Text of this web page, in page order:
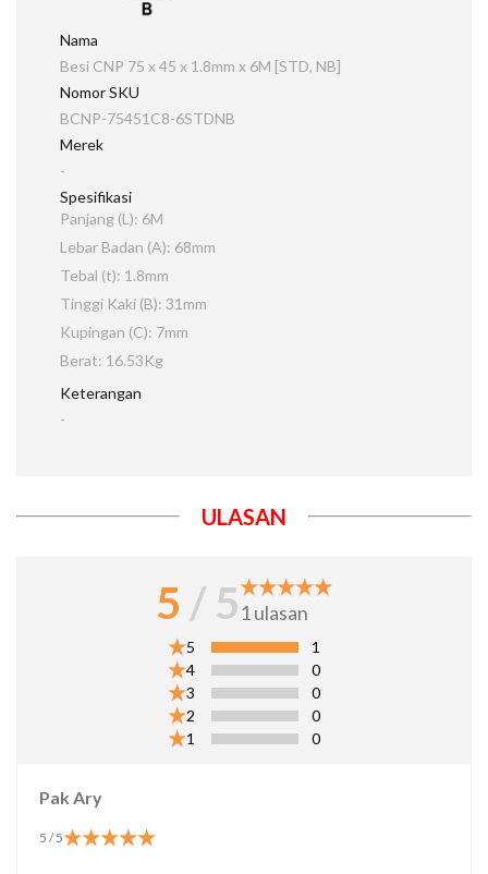
Nama
Besi CNP 75 x 45 x 1.8mm x 6M [STD, NB]
Nomor SKU
BCNP-75451C8-6STDNB
Merek
-
Spesifikasi
Panjang (L): 6M
Lebar Badan (A): 68mm
Tebal (t): 1.8mm
Tinggi Kaki (B): 31mm
Kupingan (C): 7mm
Berat: 16.53Kg
Keterangan
-
ULASAN
5 / 51ulasan
5
1
4
0
3
0
2
0
1
0
Pak Ary
5 / 5